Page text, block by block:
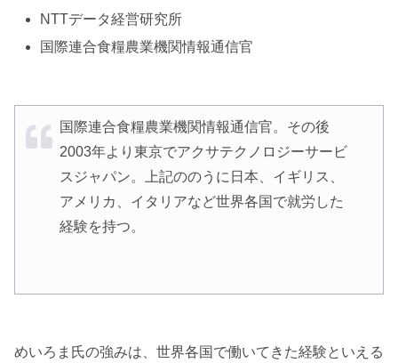
NTTデータ経営研究所
国際連合食糧農業機関情報通信官
国際連合食糧農業機関情報通信官。その後
2003年より東京でアクサテクノロジーサービ
スジャパン。上記ののうに日本、イギリス、
アメリカ、イタリアなど世界各国で就労した
経験を持つ。
めいろま氏の強みは、世界各国で働いてきた経験といえる